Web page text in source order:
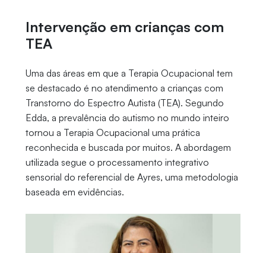
Intervenção em crianças com
TEA
Uma das áreas em que a Terapia Ocupacional tem
se destacado é no atendimento a crianças com
Transtorno do Espectro Autista (TEA). Segundo
Edda, a prevalência do autismo no mundo inteiro
tornou a Terapia Ocupacional uma prática
reconhecida e buscada por muitos. A abordagem
utilizada segue o processamento integrativo
sensorial do referencial de Ayres, uma metodologia
baseada em evidências.